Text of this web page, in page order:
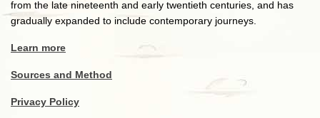
from the late nineteenth and early twentieth centuries, and has
gradually expanded to include contemporary journeys.
Learn more
Sources and Method
Privacy Policy